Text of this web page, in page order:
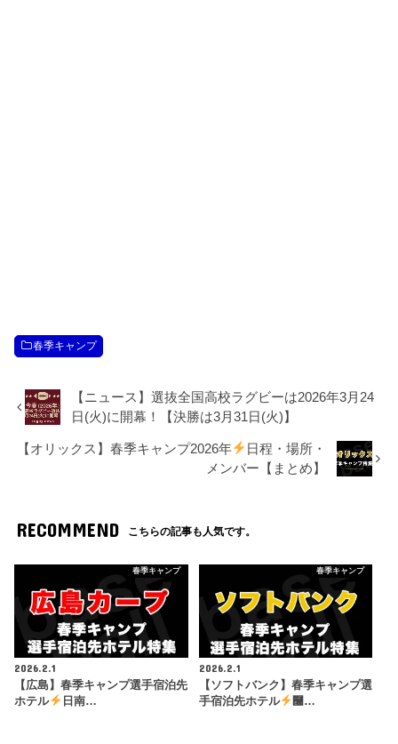
春季キャンプ
【ニュース】選抜全国高校ラグビーは2026年3月24
日(火)に開幕！【決勝は3月31日(火)】
【オリックス】春季キャンプ2026年
日程・場所・
メンバー【まとめ】
RECOMMEND こちらの記事も人気です。
春季キャンプ
2026.2.1
【広島】春季キャンプ選手宿泊先
ホテル
日南…
春季キャンプ
2026.2.1
【ソフトバンク】春季キャンプ選
手宿泊先ホテル
࿠…